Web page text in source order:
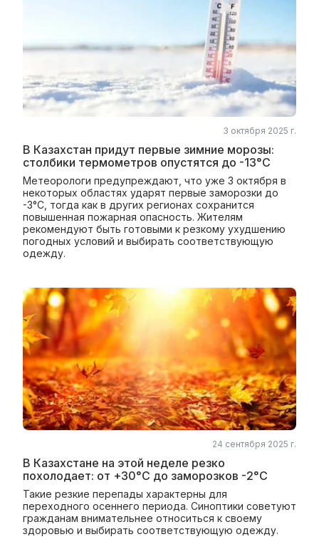
3 октября 2025 г.
В Казахстан придут первые зимние морозы:
столбики термометров опустятся до -13°С
Метеорологи предупреждают, что уже 3 октября в
некоторых областях ударят первые заморозки до
-3°С, тогда как в других регионах сохранится
повышенная пожарная опасность. Жителям
рекомендуют быть готовыми к резкому ухудшению
погодных условий и выбирать соответствующую
одежду.
24 сентября 2025 г.
В Казахстане на этой неделе резко
похолодает: от +30°C до заморозков -2°C
Такие резкие перепады характерны для
переходного осеннего периода. Синоптики советуют
гражданам внимательнее относиться к своему
здоровью и выбирать соответствующую одежду.